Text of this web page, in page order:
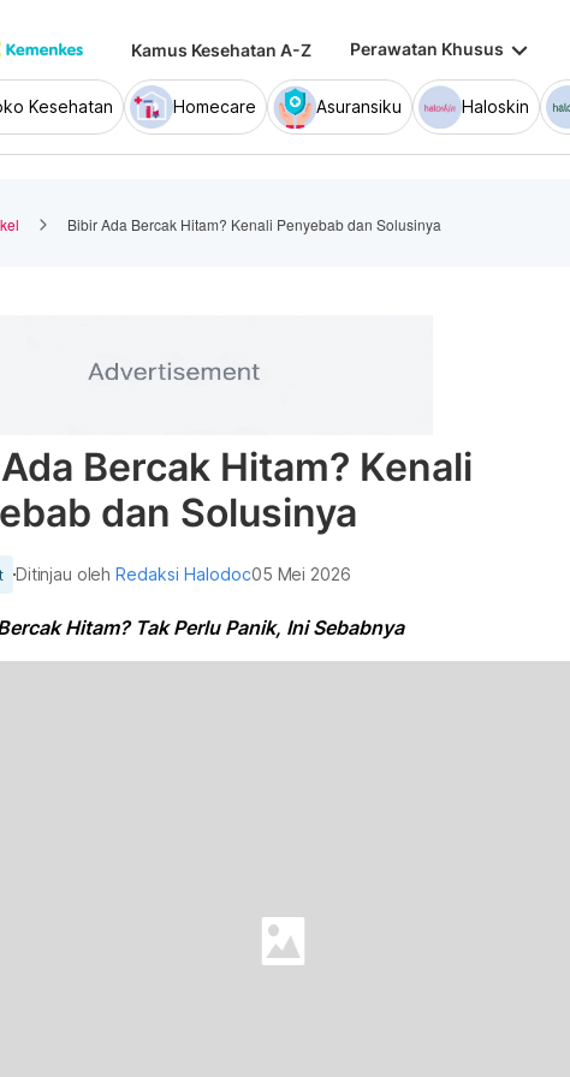
Kamus Kesehatan A-Z Perawatan Khusus keyboard_arrow_down
Kesehatan Homecare Asuransiku Haloskin
Bibir Ada Bercak Hitam? Kenali Penyebab dan Solusinya
Bercak Hitam? Kenali
dan Solusinya
Ditinjau olehRedaksi Halodoc05 Mei 2026
Hitam? Tak Perlu Panik, Ini Sebabnya